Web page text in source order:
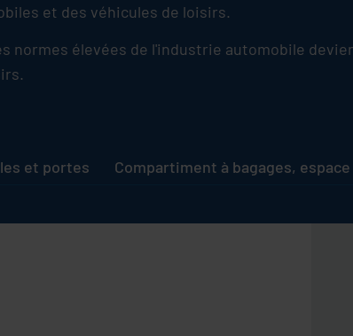
et des véhicules de loisirs.
normes élevées de l'industrie automobile
et portes Compartiment à bagages,